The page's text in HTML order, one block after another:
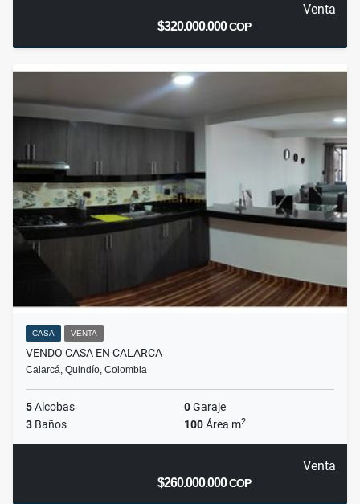
Venta
$320.000.000COP
CASA VENTA
VENDO CASA EN CALARCA
Calarcá, Quindío, Colombia
5Alcobas 0Garaje
3 Baños 100Área m2
Venta
$260.000.000COP